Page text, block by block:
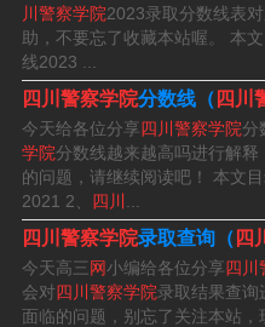
四川警校提前批报名于6月
正值招生办公室开放报名
招生办可以统一安排大量
工作的效率，也方便了考生
关于四川警察学院成人本科
2023年四川警察学院成人
月，下半年6月-9月；考试
是4月15日、16日，10月考
川警察学院2023录取分数线表
助，不要忘了收藏本站喔。 本
线2023 ...
四川警察学院分数线（ 四川
今天给各位分享四川警察学院分
学院分数线越来越高吗进行解
的问题，请继续阅读吧！ 本文
2021 2、 四川
四川警察学院录取查询（ 四
今天高三网小编给各位分享四川
会对四川警察学院录取结果查询
面临的问题，别忘了关注本站，